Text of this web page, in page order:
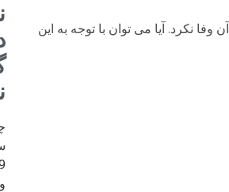
نکرد. آیا می توان با توجه به این